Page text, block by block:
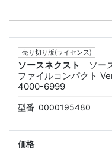
売り切り版(ライセンス)
ソースネクスト
ソー
ファイルコンパクト
4000-6999
型番 0000195480